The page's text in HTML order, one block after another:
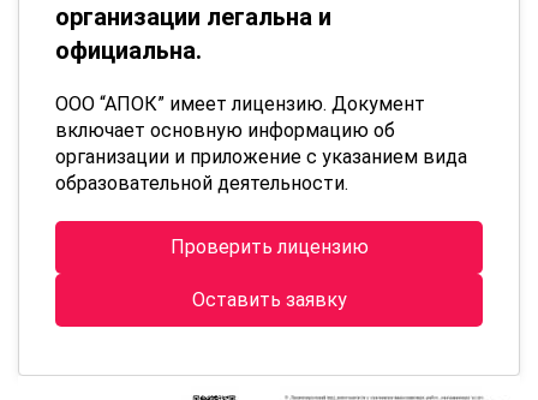
организации легальна и
официальна.
ООО “АПОК” имеет лицензию. Документ
включает основную информацию об
организации и приложение с указанием вида
образовательной деятельности.
Проверить лицензию
Оставить заявку